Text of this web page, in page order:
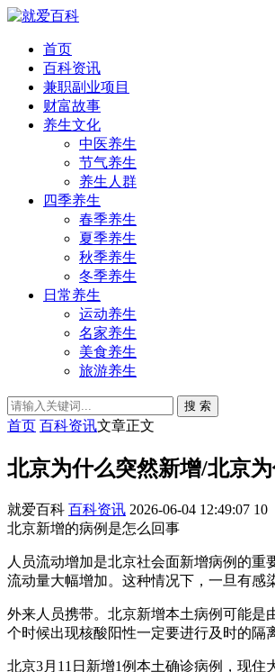
首页
百科资讯
兼职副业项目
财富故事
养生文化
中医养生
节气养生
养生人群
四季养生
春季养生
夏季养生
秋季养生
冬季养生
日常养生
运动养生
名家养生
美食养生
旅游养生
搜 索
首页 百科资讯文章正文
北京为什么突然新增/北京
就爱百科 百科资讯 2026-06-04 12:49:07 10
北京新增的病例是怎么回事
人员流动增加是北京社会面新增病例的
流动量大幅增加。这种情况下，一旦有感
外来人员携带。北京新增本土病例可能是
个时候出现核酸阳性一定要进行及时的隔
北京3月11日新增1例本土确诊病例，现